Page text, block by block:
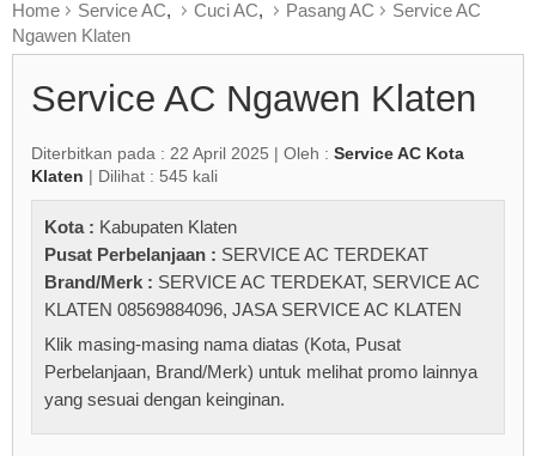
Home Service AC, Cuci AC, Pasang AC
Service AC
Ngawen Klaten
Service AC Ngawen Klaten
Diterbitkan pada : 22 April 2025 | Oleh : Service AC Kota
Klaten | Dilihat : 545 kali
Kota : Kabupaten Klaten
Pusat Perbelanjaan : SERVICE AC TERDEKAT
Brand/Merk : SERVICE AC TERDEKAT, SERVICE AC
KLATEN 08569884096, JASA SERVICE AC KLATEN
Klik masing-masing nama diatas (Kota, Pusat
Perbelanjaan, Brand/Merk) untuk melihat promo lainnya
yang sesuai dengan keinginan.